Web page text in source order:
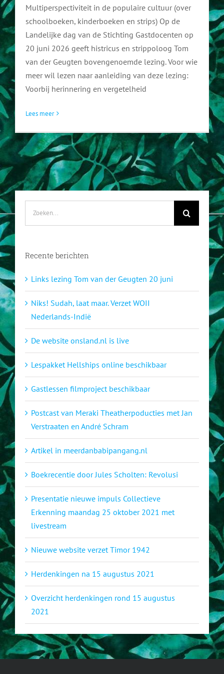
FAQ
Multiperspectiviteit in de populaire cultuur (over
schoolboeken, kinderboeken en strips) Op de
Landelijke dag van de Stichting Gastdocenten op
20 juni 2026 geeft histricus en strippoloog Tom
van der Geugten bovengenoemde lezing. Voor wie
meer wil lezen naar aanleiding van deze lezing:
Voorbij herinnering en vergetelheid
Lees meer
Recente berichten
Links lezing Tom van der Geugten 20 juni
Niks! Sudah, laat maar. Verzet WOII
Nederlands-Indië
De website onsland.nl is live
Lespakket Hellships online beschikbaar
Gastlessen filmproject beschikbaar
Postcast van Meraki Theatherpoducties met Jan
Verstraaten en André Schram
Artikel in meerdanbabipangang.nl
Boekrecentie door Jules Scholten: Revolusi
Presentatie nieuwe impuls Collectieve
Erkenning maandag 25 oktober 2021 met
livestream
Nieuwe website verzet Timor 1942
Herdenkingen na 15 augustus 2021
Overzicht herdenkingen rond 15 augustus
2021